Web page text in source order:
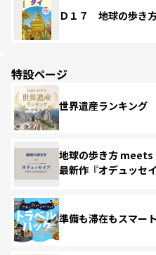
Ｄ１７ 地球の歩き
特設ページ
世界遺産ランキング
地球の歩き方 meets
最新作『オデュッセイ
準備も滞在もスマー